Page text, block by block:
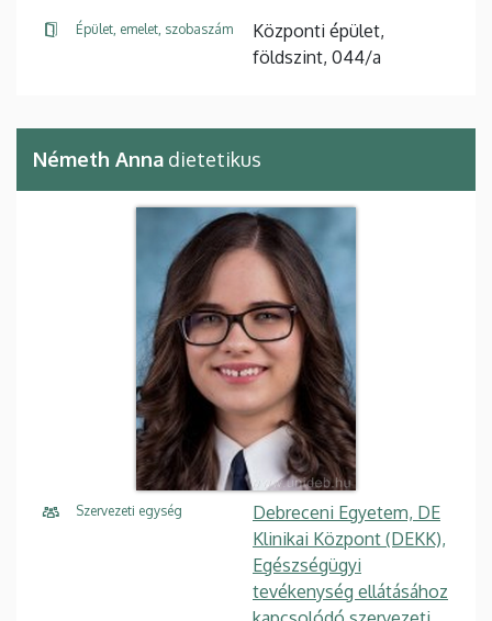
Épület, emelet, szobaszám
Központi épület,
földszint, 044/a
Németh Anna dietetikus
Szervezeti egység
Debreceni Egyetem, DE
Klinikai Központ (DEKK),
Egészségügyi
tevékenység ellátásához